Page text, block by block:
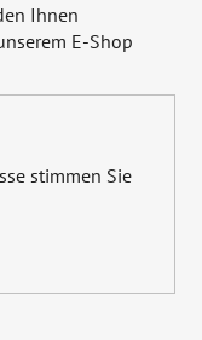
Ihnen
E-Shop
stimmen Sie